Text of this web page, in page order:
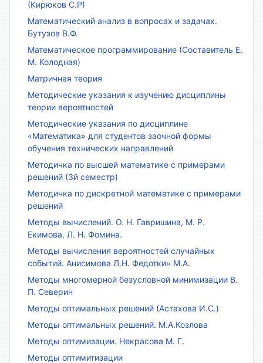
(Кирюков С.Р)
Математический анализ в вопросах и задачах.
Бутузов В.Ф.
Математическое программирование (Составитель Е.
М. Колодная)
Матричная теория
Методические указания к изучению дисциплины
теории вероятностей
Методические указания по дисциплине
«Математика» для студентов заочной формы
обучения технических направлений
Методичка по высшей математике с примерами
решений (3й семестр)
Методичка по дискретной математике с примерами
решений
Методы вычислений. О. Н. Гавришина, М. Р.
Екимова, Л. Н. Фомина.
Методы вычисления вероятностей случайных
событий. Анисимова Л.Н. Федоткин М.А.
Методы многомерной безусловной минимизации В.
П. Северин
Методы оптимальных решений (Астахова И.С.)
Методы оптимальных решений. М.А.Козлова
Методы оптимизации. Некрасова М. Г.
Методы оптимитизации